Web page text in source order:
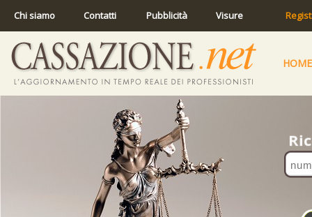
Chi siamo Contatti Pubblicità Visure
HOME